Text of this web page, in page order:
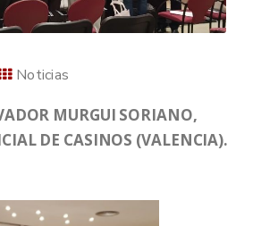
Noticias
MURGUI SORIANO,
DE CASINOS (VALENCIA).